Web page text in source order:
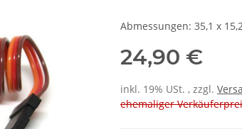
Abmessungen: 35,1 x
24,90 €
inkl. 19% USt. , zzgl.
ehemaliger